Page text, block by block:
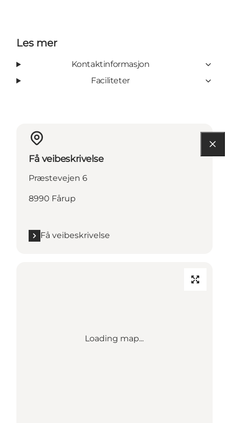
Les mer
Kontaktinformasjon
Faciliteter
Få veibeskrivelse
Præstevejen 6
8990 Fårup
Få veibeskrivelse
Loading map...